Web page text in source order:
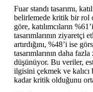
Fuar standı tasarımı,
belirlemede kritik bir rol
göre, katılımcıların
tasarımlarının ziyaretçi
artırdığını, %48’i ise
tasarımlarının daha
düşünüyor. Bu veriler,
ilgisini çekmek ve
kadar kritik olduğunu